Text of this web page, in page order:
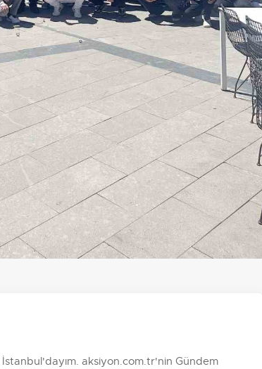
İstanbul'dayım. aksiyon.com.tr'nin Gündem